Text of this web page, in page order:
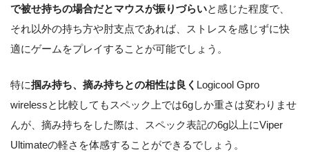
で被せ持ちの場合だとマウスが振りづらいと感じた程度で、
それ以外の持ち方や肘支点であれば、ストレスを感じずに快
適にゲームをプレイすることが可能でしょう。
特に掴み持ち、摘み持ちとの相性は良く Logicool Gpro
wirelessと比較してもスペック上では6gしか重さは変わりませ
んが、摘み持ちをした際は、スペック表記の6g以上にViper
Ultimateの軽さを体感することができるでしょう。